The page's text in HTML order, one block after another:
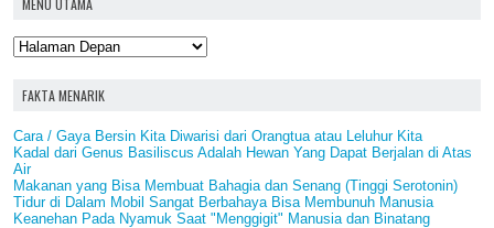
FAKTA MENARIK
Cara / Gaya Bersin Kita Diwarisi dari Orangtua atau Leluhur Kita
Kadal dari Genus Basiliscus Adalah Hewan Yang Dapat Berjalan di Atas
Air
Makanan yang Bisa Membuat Bahagia dan Senang (Tinggi Serotonin)
Tidur di Dalam Mobil Sangat Berbahaya Bisa Membunuh Manusia
Keanehan Pada Nyamuk Saat "Menggigit" Manusia dan Binatang